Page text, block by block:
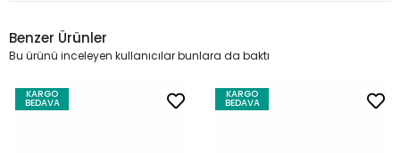
Benzer Ürünler
Bu ürünü inceleyen kullanıcılar bunlara da baktı
KARGO
BEDAVA
KARGO
BEDAVA